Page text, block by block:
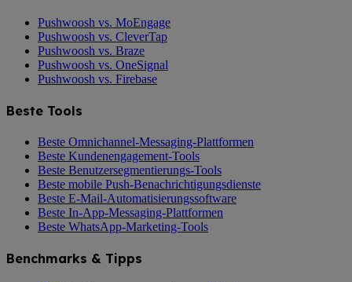
Pushwoosh vs. MoEngage
Pushwoosh vs. CleverTap
Pushwoosh vs. Braze
Pushwoosh vs. OneSignal
Pushwoosh vs. Firebase
Beste Tools
Beste Omnichannel-Messaging-Plattformen
Beste Kundenengagement-Tools
Beste Benutzersegmentierungs-Tools
Beste mobile Push-Benachrichtigungsdienste
Beste E-Mail-Automatisierungssoftware
Beste In-App-Messaging-Plattformen
Beste WhatsApp-Marketing-Tools
Benchmarks & Tipps